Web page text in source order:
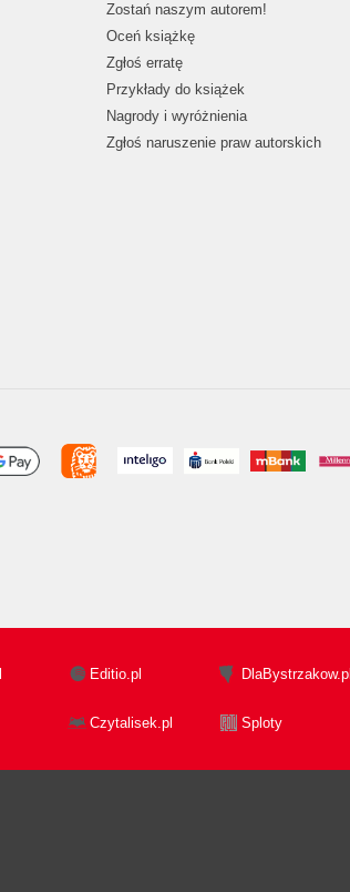
Zostań naszym autorem!
Oceń książkę
Zgłoś erratę
Przykłady do książek
Nagrody i wyróżnienia
Zgłoś naruszenie praw autorskich
Editio.pl DlaBystrzakow.pl
Czytalisek.pl Sploty